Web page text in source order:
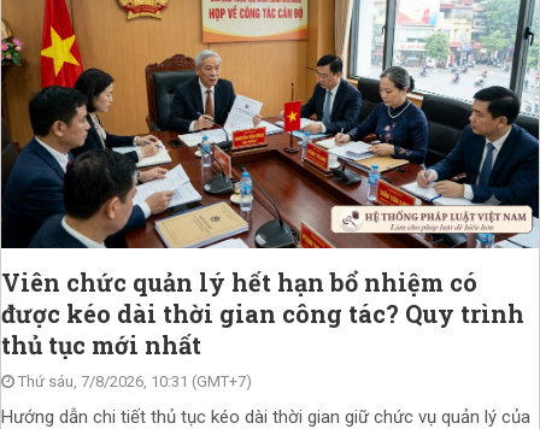
Viên chức quản lý hết hạn bổ nhiệm có
được kéo dài thời gian công tác? Quy trình
thủ tục mới nhất
Thứ sáu, 7/8/2026, 10:31 (GMT+7)
Hướng dẫn chi tiết thủ tục kéo dài thời gian giữ chức vụ quản lý của